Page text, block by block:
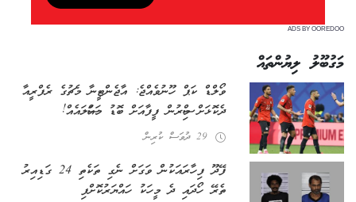
ADS BY OOREDOO
މަގުބޫލު ލިޔުންތައް
ވޯލްޑް ކަޕް ހޫނުވެއްޖެ: އާޖެންޓީނާ މެޗުގެ ރެފްރީއާ
ދެކޮޅަށް މިސްރުން ފީފާއަށް ބޮޑު މައްސަލައެއް!
29 ދުވަސް ކުރިން
ފޭދޫ ފިހާރައަކުން ވަގަށް ނެގި ތަކެތި 24 ގަޑިއިރު
ތެރޭ ހޯދައި ދެ މީހަކު ހައްޔަރުކޮށްފި